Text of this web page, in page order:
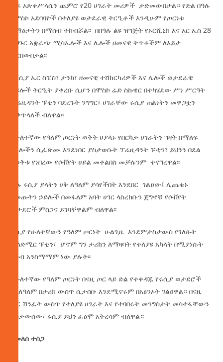
ታዬ አጽቀሥላሴን ጨምሮ የ20 ሀገራት መሪዎች ታድመውበታል። የድል በዓሉ
በሞስኮ አደባባዮች በተለያዩ ወታደራዊ ትርዒቶች እንዲሁም የጦርነቱ
ሰማዕታትን በማሰብ ተከብሯል፡፡ በበዓሉ ልዩ ዝግጅት የኦርሺኒክ እና አር ኤስ 28
አህጉር አቋራጭ ሚሳኤሎች እና ሌሎች ዘመናዊ ትጥቆችም ለእይታ
ቀርበውበታል፡፡
የሩሲያ ኤር ስፔስ፣ ታንክ፣ ዘመናዊ ተሸከርካሪዎች እና ሌሎች ወታደራዊ
ክፍሎች ትርዒት ያቀረቡ ሲሆን በሞስኮ ሬድ ስኩዌር በተካሄደው ሥነ ሥርዓት
ፕሬዚዳንት ፑቲን ባደረጉት ንግግር፣ ሀገራቸው ሩሲያ ጠልነትን መዋጋቷን
ትቀጥላለች ብለዋል፡፡
በሁለተኛው የዓለም ጦርነት ወቅት ሀያላኑ የበርካታ ሀገራትን ግዛት በማለፍ
በደሎችን ሲፈጽሙ እንደነበር ያስታወሱት ፕሬዚዳንት ፑቲን፣ ይህንን በደል
በወቅቱ የነበረው የሶቭየት ሀይል መቀልበስ መቻሉንም ተናግረዋል፡፡
ድሉ ሩሲያ ያላትን ሀቅ ለዓለም ያሳየችበት እንደበር ገልፀው፤ ሊጨቁኑ
የመጡትን ኃይሎች በመፋለም አባት ሀገር ላስረከቡን ጀግኖቹ የሶቭየት
ወታደሮች ምስጋና ይገባቸዋልም ብለዋል፡፡
ሩሲያ የሁለተኛውን የዓለም ጦርነት ሁልጊዜ እንደምታስታውስ የገለፁት
ቭላድሚር ፑቲን፣ ሆኖም ግን ታሪክን ለማዛባት የተለያዩ አካላት በሚያነሱት
ሀሳብ አንስማማም ነው ያሉት፡፡
በሁለተኛው የዓለም ጦርነት በናዚ ጦር ላይ ድል የተቀዳጁ የሩሲያ ወታደሮች
ለዘለዓለም በታሪክ ውስጥ ሲታሰቡ እንደሚኖሩም በአፅንኦት ገልፀዋል። በናዚ
ጦር ሽንፈት ውስጥ የተለያዩ ሀገራት እና የተባበሩት መንግስታት መሳተፋቸውን
አስታውሰው፣ ሩሲያ ይህን ፈፅሞ አትረሳም ብለዋል።
በመለሰ ተሰጋ